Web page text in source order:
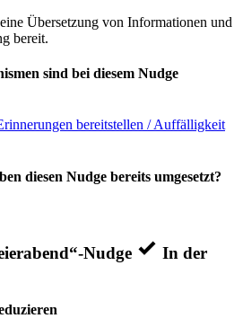
Übersetzung von Informationen und
bereit.
sind bei diesem Nudge
bereitstellen / Auffälligkeit
diesen Nudge bereits umgesetzt?
Nudge
In der